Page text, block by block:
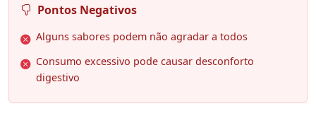
Pontos Negativos
Alguns sabores podem não agradar a todos
Consumo excessivo pode causar desconforto
digestivo